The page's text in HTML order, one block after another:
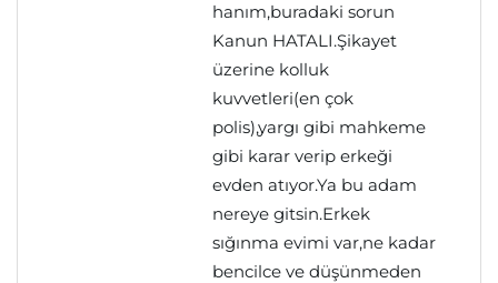
hanım,buradaki sorun
Kanun HATALI.Şikayet
üzerine kolluk
kuvvetleri(en çok
polis),yargı gibi mahkeme
gibi karar verip erkeği
evden atıyor.Ya bu adam
nereye gitsin.Erkek
sığınma evimi var,ne kadar
bencilce ve düşünmeden